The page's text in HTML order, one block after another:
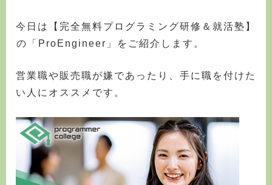
今日は【完全無料プログラミング研修＆就活塾】
の「ProEngineer」をご紹介します。
営業職や販売職が嫌であったり、手に職を付けた
い人にオススメです。